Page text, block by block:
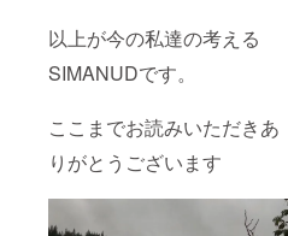
以上が今の私達の考える
SIMANUDです。
ここまでお読みいただきあ
りがとうございます